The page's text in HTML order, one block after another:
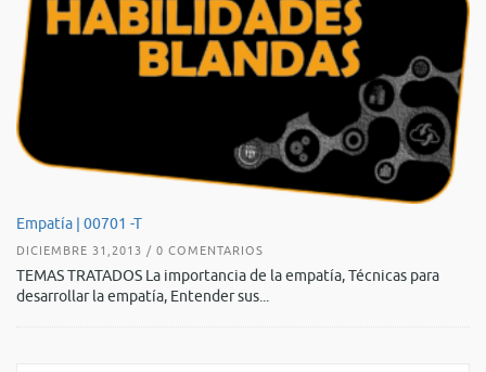
Empatía | 00701 -T
DICIEMBRE 31,2013 / 0 COMENTARIOS
TEMAS TRATADOS La importancia de la empatía, Técnicas para
desarrollar la empatía, Entender sus...